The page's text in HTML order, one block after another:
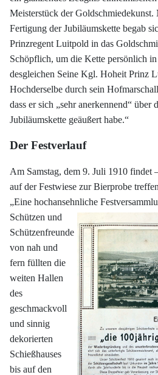
Meisterstück der Goldschmiedekunst.
Fertigung der Jubiläumskette begab
Prinzregent Luitpold in das
Schöpflich, um die Kette persönlich
desgleichen Seine Kgl. Hoheit Prinz
Hochderselbe durch sein
dass er sich „sehr anerkennend“ über
Jubiläumskette geäußert habe.“
Der Festverlauf
Am Samstag, dem 9. Juli 1910 findet
auf der Festwiese zur Bierprobe
„Eine hochansehnliche
Schützen und
Schützenfreunde
von nah und
fern füllten die
weiten Hallen
des
geschmackvoll
und sinnig
dekorierten
Schießhauses
bis auf den